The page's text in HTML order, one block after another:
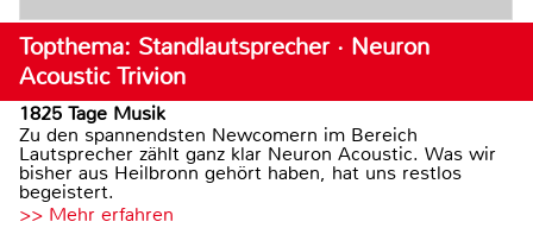
Topthema: Standlautsprecher · Neuron
Acoustic Trivion
1825 Tage Musik
Zu den spannendsten Newcomern im Bereich
Lautsprecher zählt ganz klar Neuron Acoustic. Was wir
bisher aus Heilbronn gehört haben, hat uns restlos
begeistert.
>> Mehr erfahren